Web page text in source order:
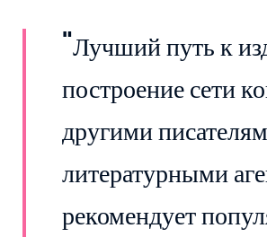
"Лучший путь к
построение сети
другими
литературными
рекомендует